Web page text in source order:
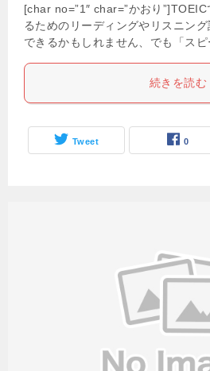
[char no=”1″ char=”かおり
るためのリーディングやリスニン
できるかもしれません、でも「ス
続きを読む
Tweet 0